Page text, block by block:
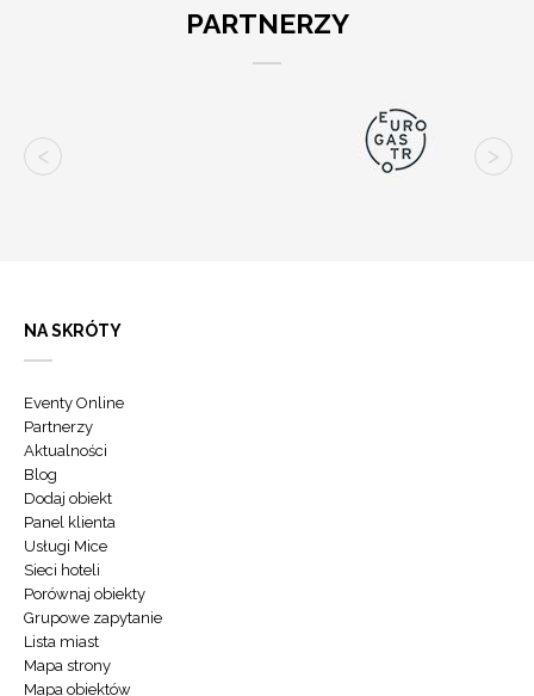
PARTNERZY
NA SKRÓTY
Eventy Online
Partnerzy
Aktualności
Blog
Dodaj obiekt
Panel klienta
Usługi Mice
Sieci hoteli
Porównaj obiekty
Grupowe zapytanie
Lista miast
Mapa strony
Mapa obiektów